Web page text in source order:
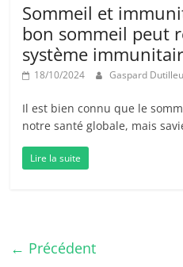
Sommeil et
bon sommeil peut
système
18/10/2024 Gaspard
Il est bien connu que le
notre santé globale, mais
Lire la suite
← Précédent